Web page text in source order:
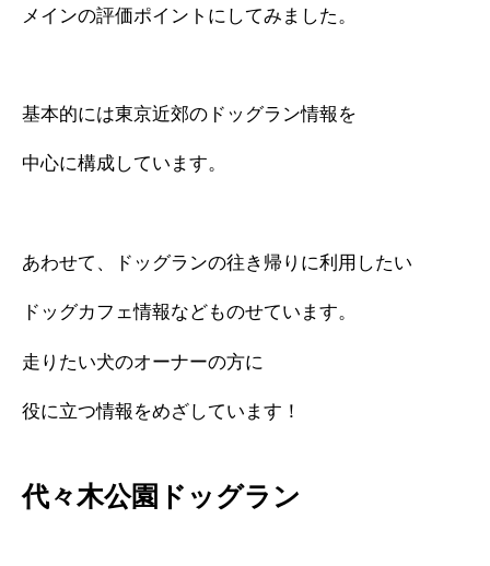
メインの評価ポイントにしてみました。
基本的には東京近郊のドッグラン情報を
中心に構成しています。
あわせて、ドッグランの往き帰りに利用したい
ドッグカフェ情報などものせています。
走りたい犬のオーナーの方に
役に立つ情報をめざしています！
代々木公園ドッグラン